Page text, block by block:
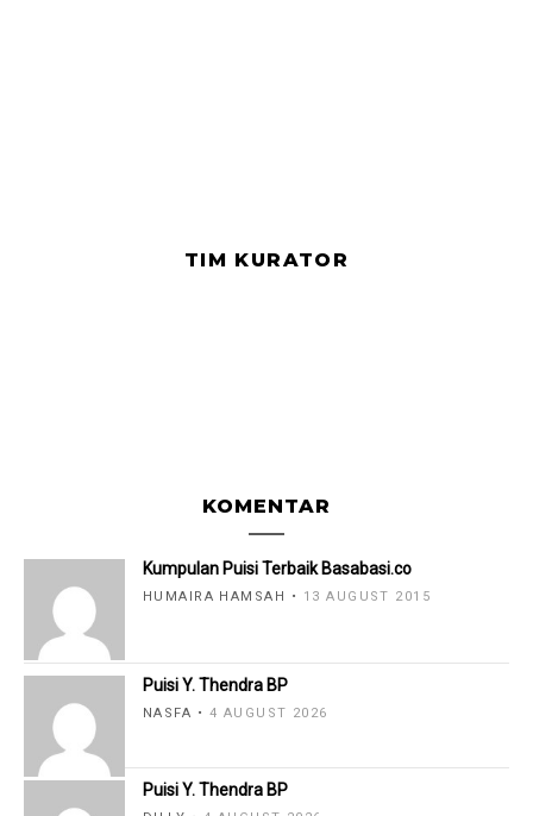
TIM KURATOR
KOMENTAR
Kumpulan Puisi Terbaik Basabasi.co
HUMAIRA HAMSAH 13 AUGUST 2015
Puisi Y. Thendra BP
NASFA 4 AUGUST 2026
Puisi Y. Thendra BP